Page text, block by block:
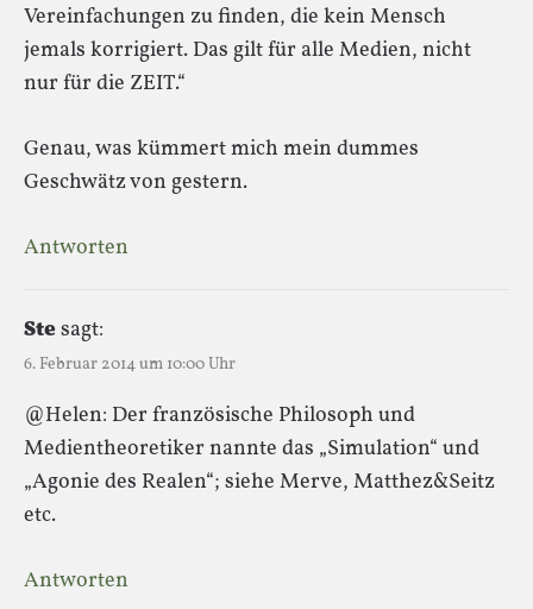
Vereinfachungen zu finden, die kein Mensch
jemals korrigiert. Das gilt für alle Medien, nicht
nur für die ZEIT.“
Genau, was kümmert mich mein dummes
Geschwätz von gestern.
Antworten
Stesagt:
6. Februar 2014 um 10:00 Uhr
@Helen: Der französische Philosoph und
Medientheoretiker nannte das „Simulation“ und
„Agonie des Realen“; siehe Merve, Matthez&Seitz
etc.
Antworten